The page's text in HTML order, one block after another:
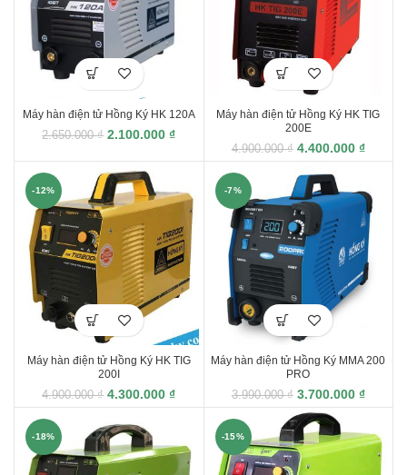
Máy hàn điện tử Hồng Ký HK 120A
2.650.000₫ 2.100.000 ₫
Máy hàn điện tử Hồng Ký HK TIG
200E
4.900.000₫ 4.400.000 ₫
-12%
Máy hàn điện tử Hồng Ký HK TIG
200I
4.900.000₫ 4.300.000 ₫
-7%
Máy hàn điện tử Hồng Ký MMA 200
PRO
3.990.000₫ 3.700.000 ₫
-18% -15%